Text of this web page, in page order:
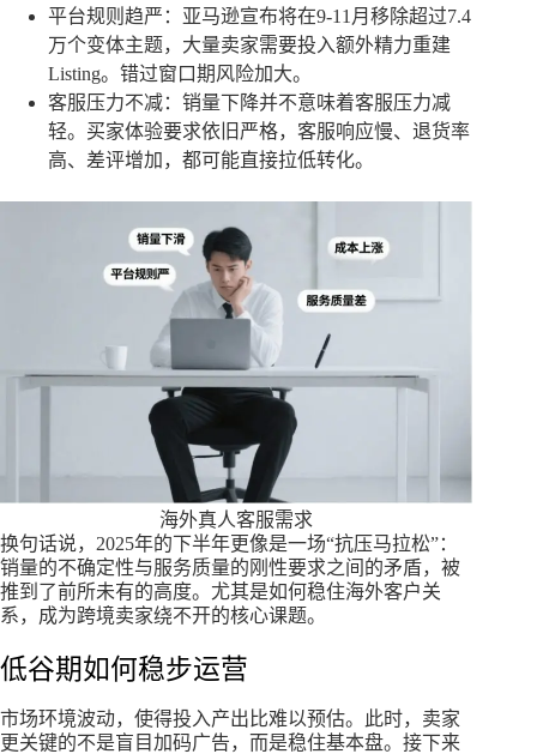
平台规则趋严：亚马逊宣布将在9-11月移除超过7.4
万个变体主题，大量卖家需要投入额外精力重建
Listing。错过窗口期风险加大。
客服压力不减：销量下降并不意味着客服压力减
轻。买家体验要求依旧严格，客服响应慢、退货率
高、差评增加，都可能直接拉低转化。
海外真人客服需求
换句话说，2025年的下半年更像是一场“抗压马拉松”：
销量的不确定性与服务质量的刚性要求之间的矛盾，被
推到了前所未有的高度。尤其是如何稳住海外客户关
系，成为跨境卖家绕不开的核心课题。
低谷期如何稳步运营
市场环境波动，使得投入产出比难以预估。此时，卖家
更关键的不是盲目加码广告，而是稳住基本盘。接下来